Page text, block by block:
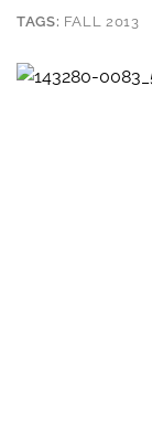
TAGS: FALL 2013